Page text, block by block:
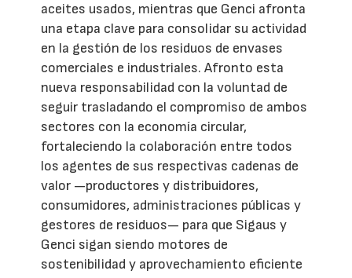
aceites usados, mientras que Genci afronta
una etapa clave para consolidar su actividad
en la gestión de los residuos de envases
comerciales e industriales. Afronto esta
nueva responsabilidad con la voluntad de
seguir trasladando el compromiso de ambos
sectores con la economía circular,
fortaleciendo la colaboración entre todos
los agentes de sus respectivas cadenas de
valor —productores y distribuidores,
consumidores, administraciones públicas y
gestores de residuos— para que Sigaus y
Genci sigan siendo motores de
sostenibilidad y aprovechamiento eficiente